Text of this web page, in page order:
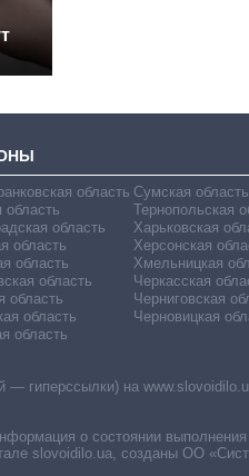
область
область
область
область
область
область
область
область
область
Сумская область
Тернопольская
Харьковская
Херсонская
Хмельницкая
Черкасская
Черниговская
Черновицкая
гиперссылки) на
о состоянии выполнения
slovoidilo.ua, созданы ОО